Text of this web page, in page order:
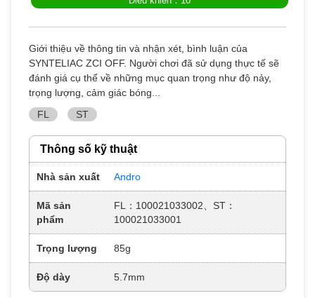
Giới thiệu về thông tin và nhận xét, bình luận của
SYNTELIAC ZCI OFF. Người chơi đã sử dụng thực tế sẽ
đánh giá cụ thể về những mục quan trọng như độ nảy,
trọng lượng, cảm giác bóng...
FL
ST
Thông số kỹ thuật
Nhà sản xuất Andro
Mã sản
phẩm
FL：100021033002、ST：
100021033001
Trọng lượng 85g
Độ dày 5.7mm